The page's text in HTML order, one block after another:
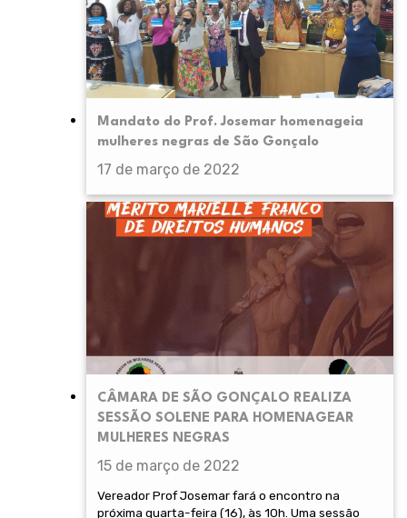
Mandato do Prof. Josemar homenageia
mulheres negras de São Gonçalo
17 de março de 2022
CÂMARA DE SÃO GONÇALO REALIZA
SESSÃO SOLENE PARA HOMENAGEAR
MULHERES NEGRAS
15 de março de 2022
Vereador Prof Josemar fará o encontro na
próxima quarta-feira (16), às 10h. Uma sessão